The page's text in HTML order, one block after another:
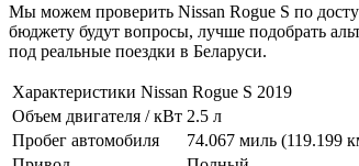
Мы можем проверить Nissan Rogue S по
бюджету будут вопросы, лучше подобрать
под реальные поездки в Беларуси.
Характеристики Nissan Rogue S 2019
Объем двигателя / кВт 2.5 л
Пробег автомобиля
74.067 миль (119.199